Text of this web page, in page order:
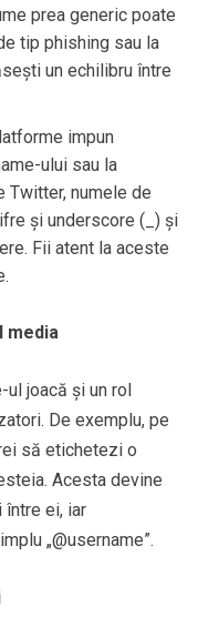
prea generic poate
tip phishing sau la
un echilibru între
impun
ului sau la
Twitter, numele de
și underscore (_) și
Fii atent la aceste
media
ul joacă și un rol
De exemplu, pe
să etichetezi o
Acesta devine
ei, iar
„@username”.